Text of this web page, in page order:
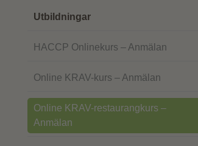
Utbildningar
HACCP Onlinekurs – Anmälan
Online KRAV-kurs – Anmälan
Online KRAV-restaurangkurs –
Anmälan